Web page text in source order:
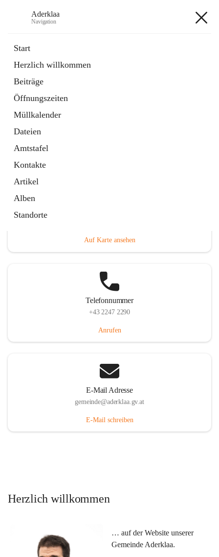
Aderklaa
Navigation
Start
Herzlich willkommen
Beiträge
Öffnungszeiten
Müllkalender
Dateien
Amtstafel
Kontakte
Artikel
Alben
Standorte
6 Schnellzugriffe
Gemeinde
3 Schnellzugriffe
Auf Karte ansehen
Telefonnummer
+43 2247 2290
Anrufen
E-Mail Adresse
gemeinde@aderklaa.gv.at
E-Mail schreiben
Herzlich willkommen
… auf der Website unserer
Gemeinde Aderklaa.